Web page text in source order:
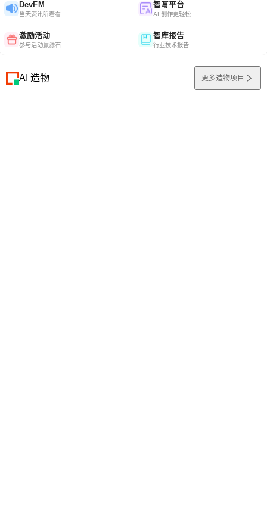
DevFM
当天资讯听着看
智写平台
AI 创作更轻松
激励活动
参与活动赢源石
智库报告
行业技术报告
AI 造物 更多造物项目